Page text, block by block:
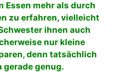
Essen mehr als durch
zu erfahren, vielleicht
ihnen auch
nur kleine
denn tatsächlich
gerade genug.